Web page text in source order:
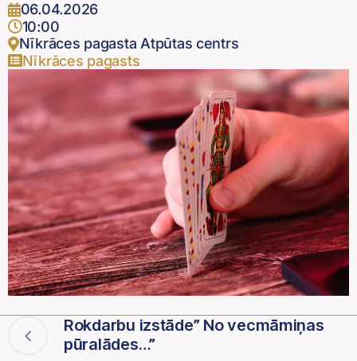
06.04.2026
10:00
Nīkrāces pagasta Atpūtas centrs
Nīkrāces pagasts
Rokdarbu izstāde” No vecmāmiņas
pūralādes…”